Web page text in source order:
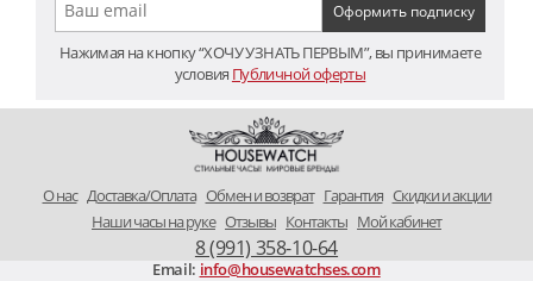
Нажимая на кнопку “ХОЧУ УЗНАТЬ ПЕРВЫМ”, вы принимаете
условия Публичной оферты
O нас Доставка/Оплата Обмен и возврат Гарантия Скидки и акции
Наши часы на руке Отзывы Контакты Мой кабинет
8 (991) 358-10-64
Email: info@housewatchses.com